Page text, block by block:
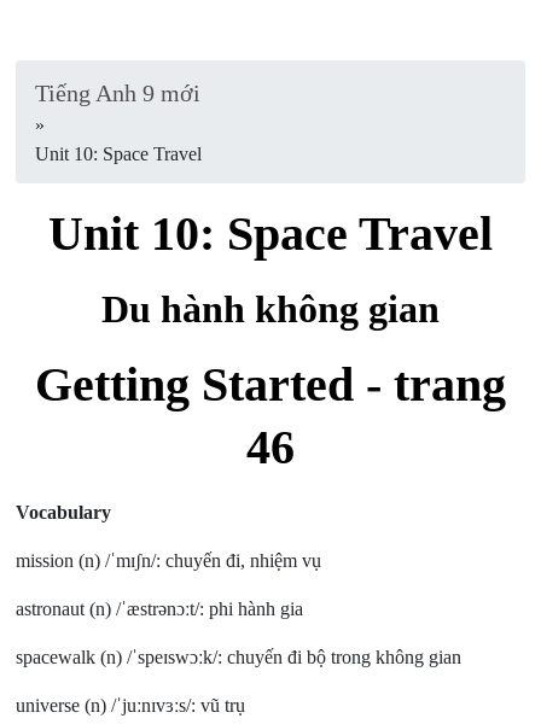
Tiếng Anh 9 mới
»
Unit 10: Space Travel
Unit 10: Space Travel
Du hành không gian
Getting Started - trang
46
Vocabulary
mission (n) /ˈmɪʃn/: chuyến đi, nhiệm vụ
astronaut (n) /ˈæstrənɔːt/: phi hành gia
spacewalk (n) /ˈspeɪswɔːk/: chuyến đi bộ trong không gian
universe (n) /ˈjuːnɪvɜːs/: vũ trụ